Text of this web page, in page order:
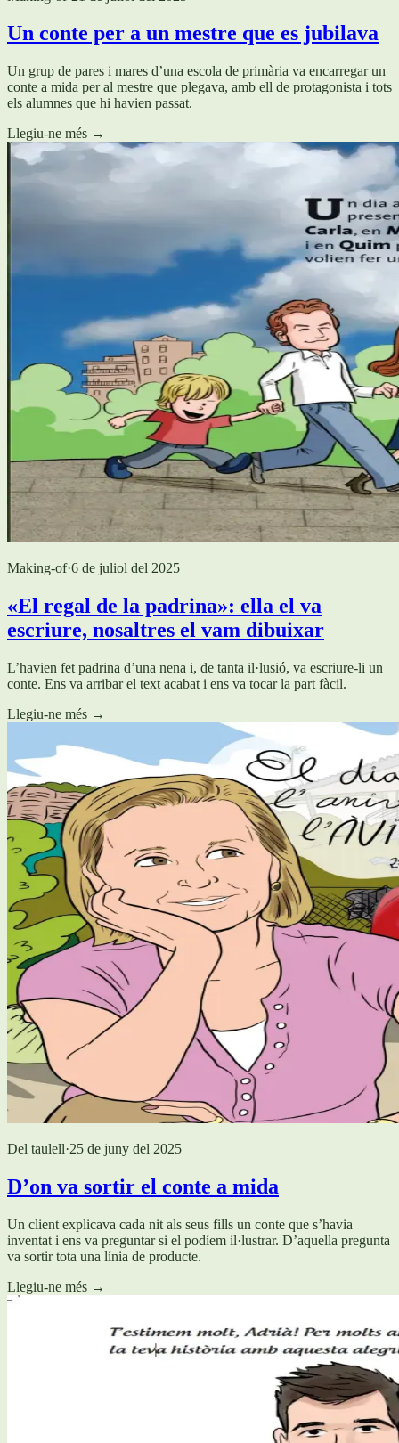
Un conte per a un mestre que es jubilava
Un grup de pares i mares d’una escola de primària va encarregar un
conte a mida per al mestre que plegava, amb ell de protagonista i tots
els alumnes que hi havien passat.
Llegiu-ne més →
Making-of·6 de juliol del 2025
«El regal de la padrina»: ella el va
escriure, nosaltres el vam dibuixar
L’havien fet padrina d’una nena i, de tanta il·lusió, va escriure-li un
conte. Ens va arribar el text acabat i ens va tocar la part fàcil.
Llegiu-ne més →
Del taulell·25 de juny del 2025
D’on va sortir el conte a mida
Un client explicava cada nit als seus fills un conte que s’havia
inventat i ens va preguntar si el podíem il·lustrar. D’aquella pregunta
va sortir tota una línia de producte.
Llegiu-ne més →